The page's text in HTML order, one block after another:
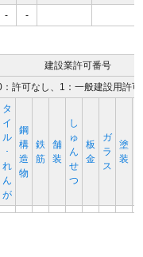
- -
建設業許可番号
許可なし、1：一般建設用許
タ
イ
ル
･
れ
ん
が
鋼
構
造
物
鉄
筋
舗
装
し
ゅ
ん
せ
つ
板
金
ガ
ラ
ス
塗
装